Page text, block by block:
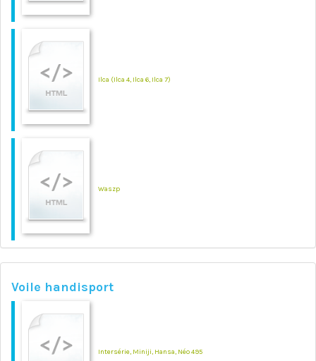
Ilca (Ilca 4, Ilca 6, Ilca 7)
Waszp
Voile handisport
Intersérie, Miniji, Hansa, Néo 495